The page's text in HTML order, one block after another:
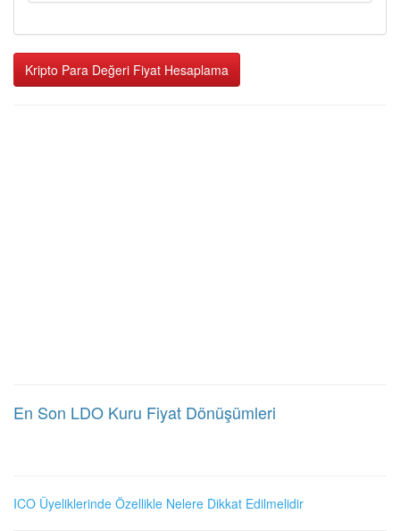
Kripto Para Değeri Fiyat Hesaplama
En Son LDO Kuru Fiyat Dönüşümleri
ICO Üyeliklerinde Özellikle Nelere Dikkat Edilmelidir